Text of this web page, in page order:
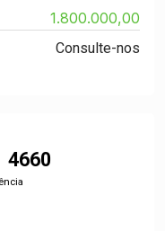
1.800.000,00
Consulte-nos
4660